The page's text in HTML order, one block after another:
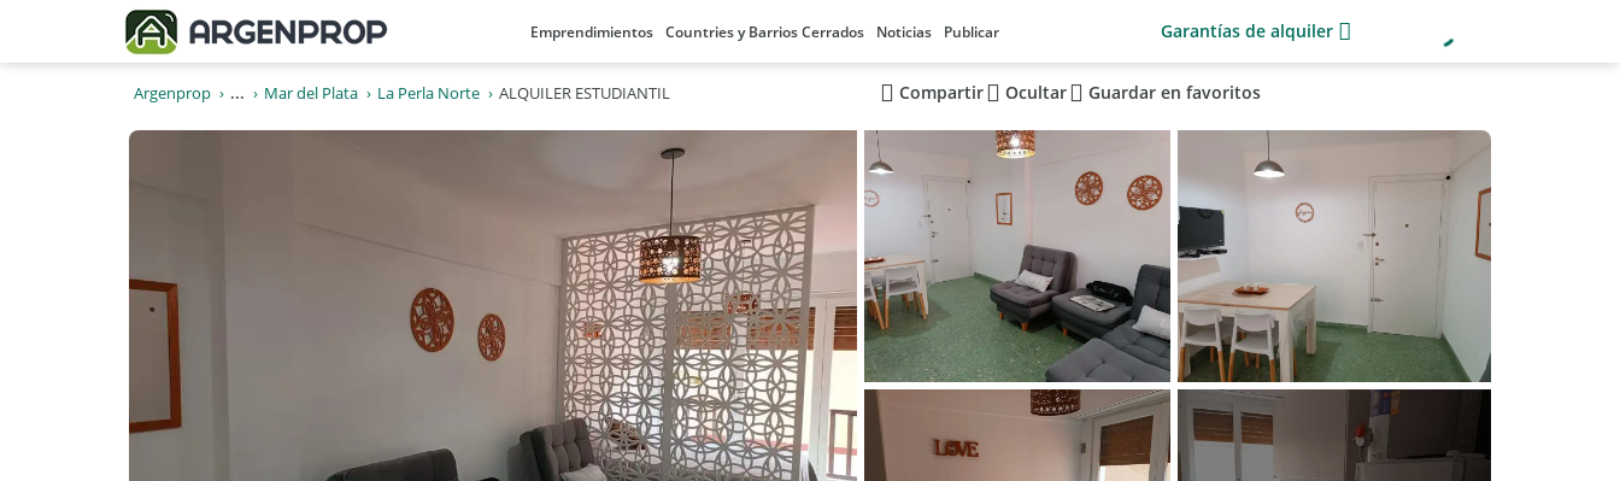
Emprendimientos Countries y Barrios Cerrados Noticias Publicar Garantías de alquiler
Argenprop ... Mar del Plata La Perla Norte ALQUILER ESTUDIANTIL Compartir Ocultar Guardar en favoritos